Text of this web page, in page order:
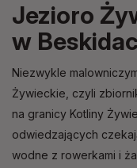
Jezioro
w
Niezwykle
Żywieckie, czyli
na granicy Kotliny
odwiedzających
wodne z rowerkami i